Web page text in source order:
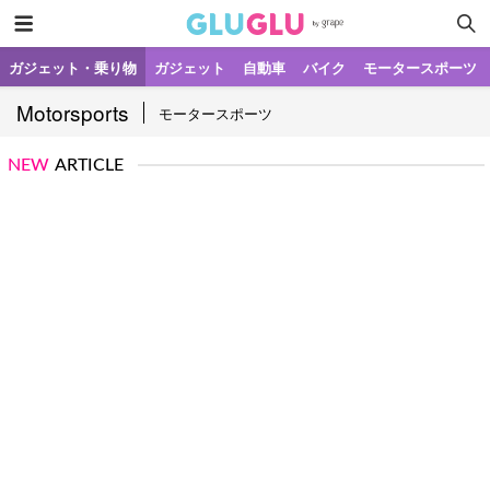
ガジェット・乗り物 ガジェット 自動車 バイク モータースポーツ
Motorsports モータースポーツ
NEW ARTICLE